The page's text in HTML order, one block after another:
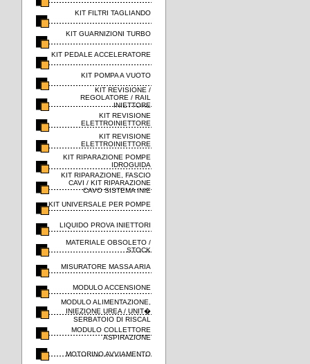
KIT FILTRI TAGLIANDO
KIT GUARNIZIONI TURBO
KIT PEDALE ACCELERATORE
KIT POMPA A VUOTO
KIT REVISIONE /
REGOLATORE / RAIL
INIETTORE
KIT REVISIONE
ELETTROINIETTORE
KIT REVISIONE
ELETTROINIETTORE
KIT RIPARAZIONE POMPE
IDROGUIDA
KIT RIPARAZIONE, FASCIO
CAVI / KIT RIPARAZIONE
CAVO SISTEMA INIE
KIT UNIVERSALE PER POMPE
LIQUIDO PROVA INIETTORI
MATERIALE OBSOLETO /
STOCK
MISURATORE MASSA ARIA
MODULO ACCENSIONE
MODULO ALIMENTAZIONE,
INIEZIONE UREA / UNIT�
SERBATOIO DI RISCAL
MODULO COLLETTORE
ASPIRAZIONE
MOTORINO AVVIAMENTO